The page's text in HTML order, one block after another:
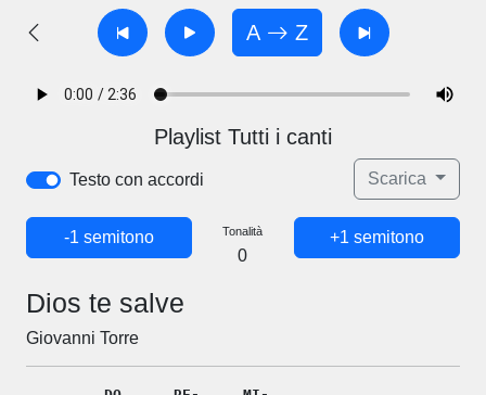
A Z
Playlist Tutti i canti
Testo con accordi Scarica
-1 semitono Tonalità
0
+1 semitono
Dios te salve
Giovanni Torre